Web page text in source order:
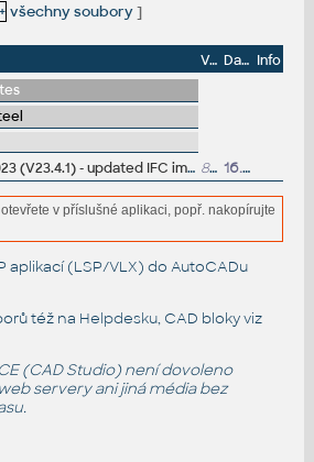
+ všechny soubory]
Velikost Datum Info
IFC for Revit 2023 (V23.4.1) - updated IFC import/export module (free) 8MB 16.1.2025
v příslušné aplikaci, popř. nakopírujte
aplikací (LSP/VLX) do AutoCADu
též na Helpdesku, CAD bloky viz
(CAD Studio) není dovoleno
servery ani jiná média bez